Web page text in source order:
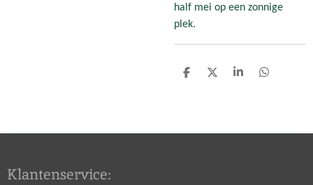
half mei op een zonnige
plek.
D
D
S
D
Klantenservice: